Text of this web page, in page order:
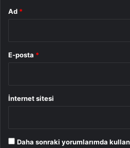
Ad *
E-posta *
İnternet sitesi
Daha sonraki yorumlarımda